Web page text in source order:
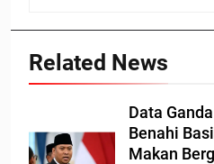
Related News
Data
Benahi
Makan